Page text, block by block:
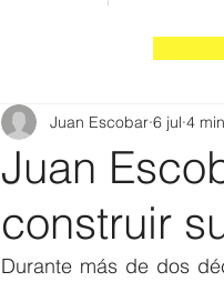
Juan
construir
Juan Escobar 6 jul 4
Durante más de dos